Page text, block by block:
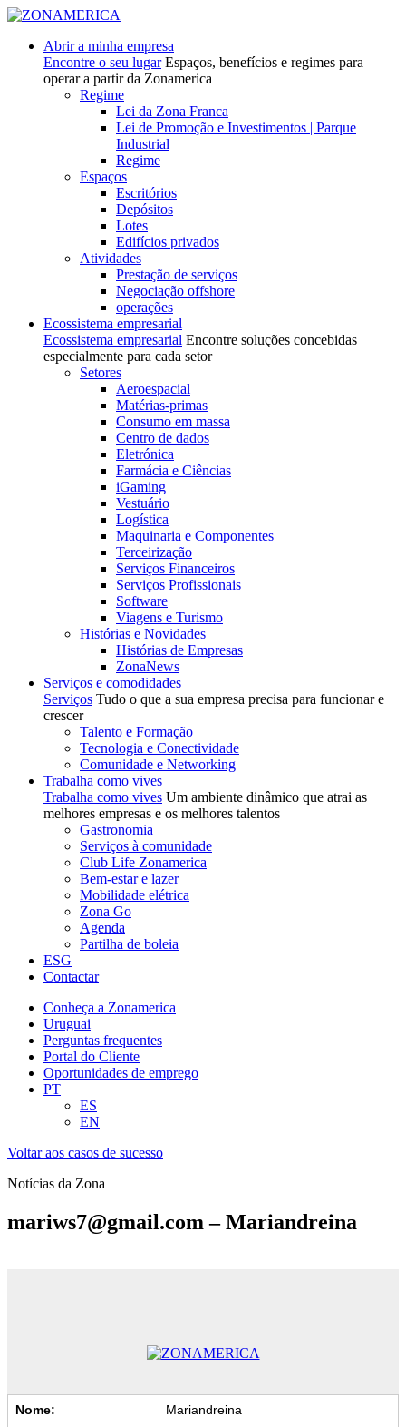
Abrir a minha empresa
Encontre o seu lugar Espaços, benefícios e regimes para
operar a partir da Zonamerica
Regime
Lei da Zona Franca
Lei de Promoção e Investimentos | Parque
Industrial
Regime
Espaços
Escritórios
Depósitos
Lotes
Edifícios privados
Atividades
Prestação de serviços
Negociação offshore
operações
Ecossistema empresarial
Ecossistema empresarial Encontre soluções concebidas
especialmente para cada setor
Setores
Aeroespacial
Matérias-primas
Consumo em massa
Centro de dados
Eletrónica
Farmácia e Ciências
iGaming
Vestuário
Logística
Maquinaria e Componentes
Terceirização
Serviços Financeiros
Serviços Profissionais
Software
Viagens e Turismo
Histórias e Novidades
Histórias de Empresas
ZonaNews
Serviços e comodidades
Serviços Tudo o que a sua empresa precisa para funcionar e
crescer
Talento e Formação
Tecnologia e Conectividade
Comunidade e Networking
Trabalha como vives
Trabalha como vives Um ambiente dinâmico que atrai as
melhores empresas e os melhores talentos
Gastronomia
Serviços à comunidade
Club Life Zonamerica
Bem-estar e lazer
Mobilidade elétrica
Zona Go
Agenda
Partilha de boleia
ESG
Contactar
Conheça a Zonamerica
Uruguai
Perguntas frequentes
Portal do Cliente
Oportunidades de emprego
PT
ES
EN
Voltar aos casos de sucesso
Notícias da Zona
mariws7@gmail.com – Mariandreina
Nome:
Mariandreina